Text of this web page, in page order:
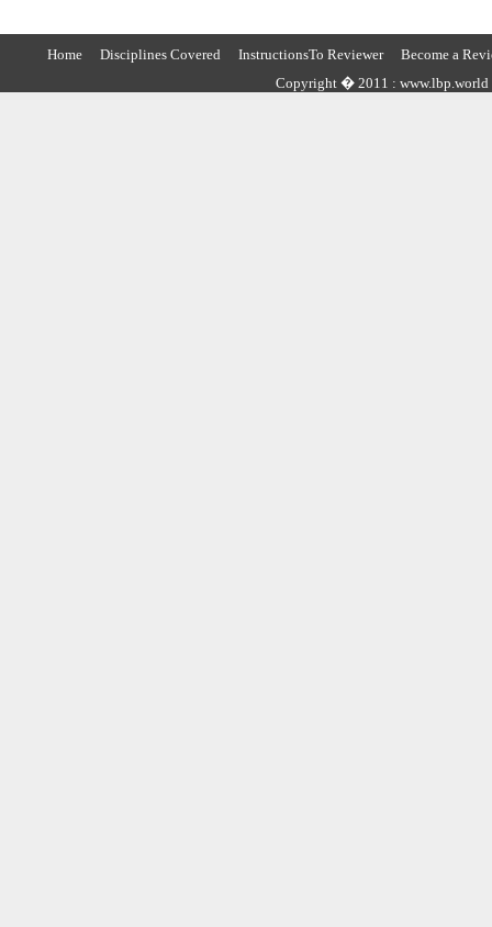
Home Disciplines Covered InstructionsTo Reviewer
Become a
Copyright � 2011 : www.lbp.world